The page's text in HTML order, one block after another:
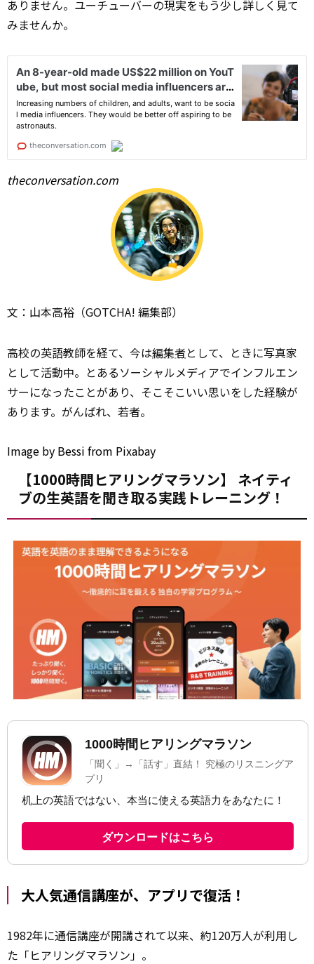
ありません。ユーチューバーの現実をもう少し詳しく見て
みませんか。
theconversation.com
文：山本高裕（GOTCHA! 編集部）
高校の英語教師を経て、今は編集者として、ときに写真家
として活動中。とあるソーシャルメディアでインフルエン
サーになったことがあり、そこそこいい思いをした経験が
あります。がんばれ、若者。
Image by Bessi from Pixabay
【1000時間ヒアリングマラソン】 ネイティ
ブの生英語を聞き取る実践トレーニング！
大人気通信講座が、アプリで復活！
1982年に通信講座が開講されて以来、約120万人が利用し
た「ヒアリングマラソン」。